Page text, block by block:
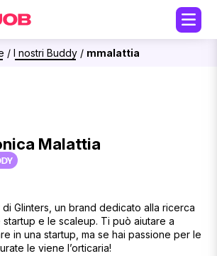
/ I nostri Buddy / mmalattia
Malattia
Glinters, un brand dedicato alla ricerca
e le scaleup. Ti può aiutare a
in una startup, ma se hai passione per le
le viene l’orticaria!